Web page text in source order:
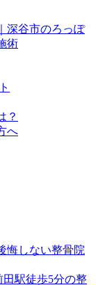
深谷市のろっぽ
術
？
へ
悔しない整骨院
駅徒歩5分の整